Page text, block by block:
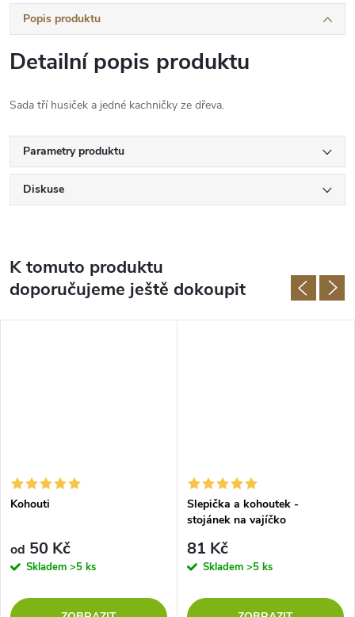
Popis produktu
Detailní popis produktu
Sada tří husiček a jedné kachničky ze dřeva.
Parametry produktu
Diskuse
K tomuto produktu
doporučujeme ještě dokoupit
Kohouti
od 50 Kč
Skladem >5 ks
Slepička a kohoutek -
stojánek na vajíčko
81 Kč
Skladem >5 ks